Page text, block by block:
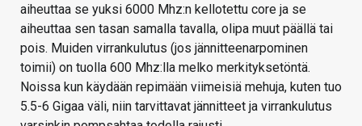
aiheuttaa se yuksi 6000 Mhz:n kellotettu core ja se
aiheuttaa sen tasan samalla tavalla, olipa muut päällä tai
pois. Muiden virrankulutus (jos jännitteenarpominen
toimii) on tuolla 600 Mhz:lla melko merkityksetöntä.
Noissa kun käydään repimään viimeisiä mehuja, kuten tuo
5.5-6 Gigaa väli, niin tarvittavat jännitteet ja virrankulutus